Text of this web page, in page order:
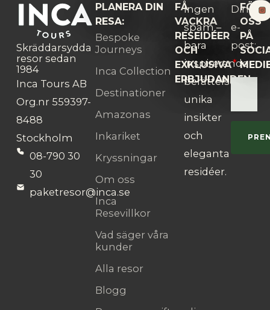
Skräddarsydda
resor sedan
1984
Inca Tours AB
Org.nr 559397-
8488
Stockholm
08-790 30
30
paketresor@inca.se
PLANERA DIN
RESA:
Bespoke
Journeys
Inca Collection
Destinationer
Amazonas
Inkariket
Kryssningar
Om oss
Inca
Resevillkor
Vad säger våra
kunder
Alla resor
Blogg
FÅ
VACKRA
RESEIDÉER
OCH
EXKLUSIVA
ERBJUDANDEN:
Ingen
spam –
bara
inspirerande
berättelser,
unika
insikter
och
eleganta
residéer.
Din
e-
post:
FÖLJ
OSS
PÅ